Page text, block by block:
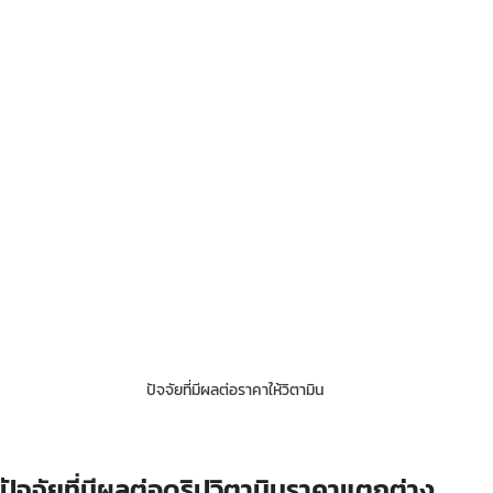
ปัจจัยที่มีผลต่อราคาให้วิตามิน